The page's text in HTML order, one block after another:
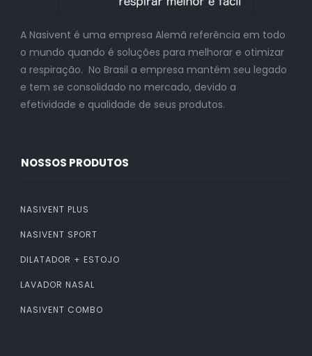
A Nasivent é uma empresa Alemã referência em todo
o mundo quando é soluções para melhorar e otimizar
a respiração. No Brasil a empresa mantém seu legado
e tem se consolidado no mercado, devido a
efetividade e qualidade de seus produtos.
NOSSOS PRODUTOS
NASIVENT PLUS
NASIVENT SPORT
DILATADOR + ESTOJO
LAVADOR NASAL
NASIVENT COMBO